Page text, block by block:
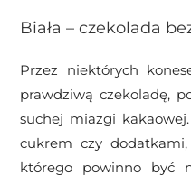
Biała – czekolada
Przez niektórych
prawdziwą czekoladę,
suchej miazgi
cukrem czy
którego powinno być